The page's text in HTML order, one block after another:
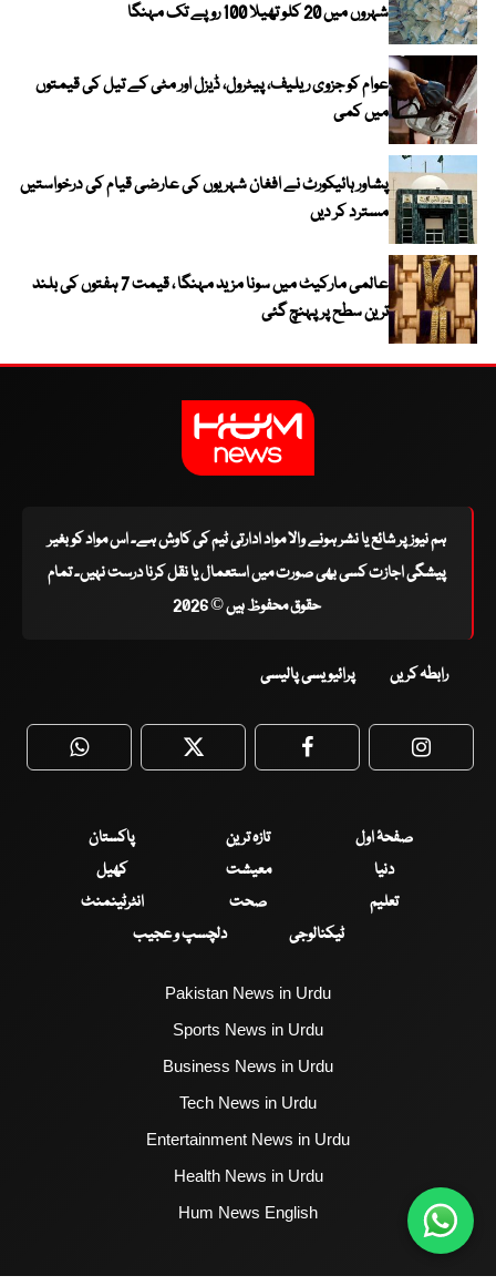
شہروں میں 20 کلو تھیلا 100 روپے تک مہنگا
عوام کو جزوی ریلیف، پیٹرول، ڈیزل اور مٹی کے تیل کی قیمتوں
میں کمی
پشاور ہائیکورٹ نے افغان شہریوں کی عارضی قیام کی درخواستیں
مسترد کر دیں
عالمی مارکیٹ میں سونا مزید مہنگا ، قیمت 7 ہفتوں کی بلند
ترین سطح پر پہنچ گئی
ہم نیوز پر شائع یا نشر ہونے والا مواد ادارتی ٹیم کی کاوش ہے۔ اس مواد کو بغیر
پیشگی اجازت کسی بھی صورت میں استعمال یا نقل کرنا درست نہیں۔ تمام
حقوق محفوظ ہیں © 2026
رابطہ کریں پرائیویسی پالیسی
WhatsApp Twitter Facebook
صفحۂ اول تازہ ترین
پاکستان
دنیا
معیشت
کھیل
تعلیم
صحت
انٹرٹینمنٹ
ٹیکنالوجی
دلچسپ و عجیب
Pakistan News in Urdu
Sports News in Urdu
Business News in Urdu
Tech News in Urdu
Entertainment News in Urdu
Health News in Urdu
Hum News English